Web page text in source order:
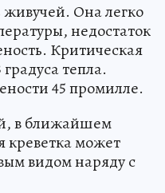
живучей. Она легко
недостаток
Критическая
тепла.
45 промилле.
в ближайшем
креветка может
видом наряду с